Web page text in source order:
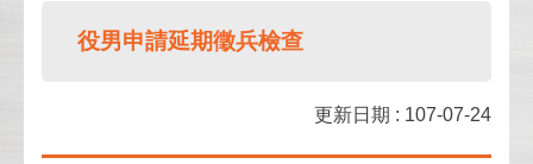
役男申請延期徵兵檢查
更新日期 : 107-07-24